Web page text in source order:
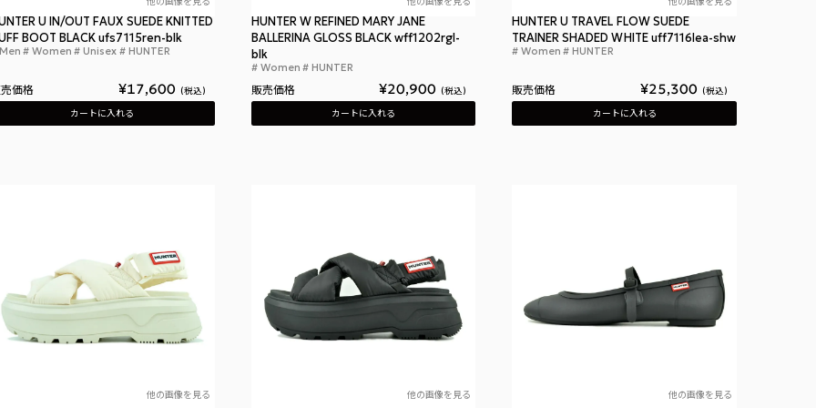
ハンター ユニセックス インアウト フォウ スエード ニッテッド カフ ブーツ ブラック 靴 シューズ スリッパ― ブーツ ルームシューズ メンズ レディ
U IN/OUT FAUX SUEDE KNITTED
BOOT BLACK ufs7115ren-blk
Men Women Unisex HUNTER
価格 ¥17,600 税込
カートに入れる
HUNTER W REFINED MARY JANE
BALLERINA GLOSS BLACK wff1202rgl-
blk
Women HUNTER
販売価格 ¥20,900 税込
カートに入れる
HUNTER U TRAVEL FLOW SUEDE
TRAINER SHADED WHITE uff7116lea-shw
Women HUNTER
販売価格 ¥25,300 税込
カートに入れる
他の画像を見る 他の画像を見る 他の画像を見る